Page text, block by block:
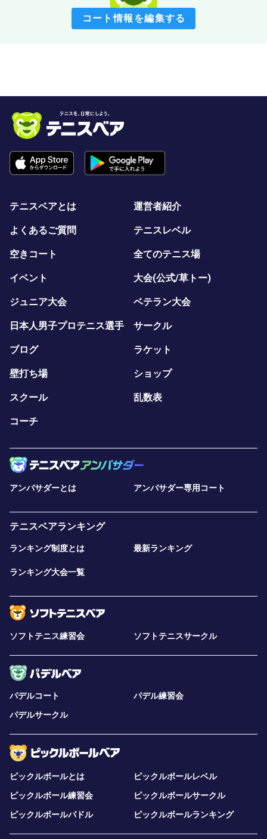
コート情報を編集する
テニスベアとは 運営者紹介
よくあるご質問 テニスレベル
空きコート 全てのテニス場
イベント 大会(公式/草トー)
ジュニア大会 ベテラン大会
日本人男子プロテニス選手 サークル
ブログ ラケット
壁打ち場 ショップ
スクール 乱数表
コーチ
アンバサダーとは アンバサダー専用コート
テニスベアランキング
ランキング制度とは 最新ランキング
ランキング大会一覧
ソフトテニス練習会 ソフトテニスサークル
パデルコート
パデル練習会
パデルサークル
ピックルボールとは
ピックルボールレベル
ピックルボール練習会
ピックルボールサークル
ピックルボールパドル
ピックルボールランキング